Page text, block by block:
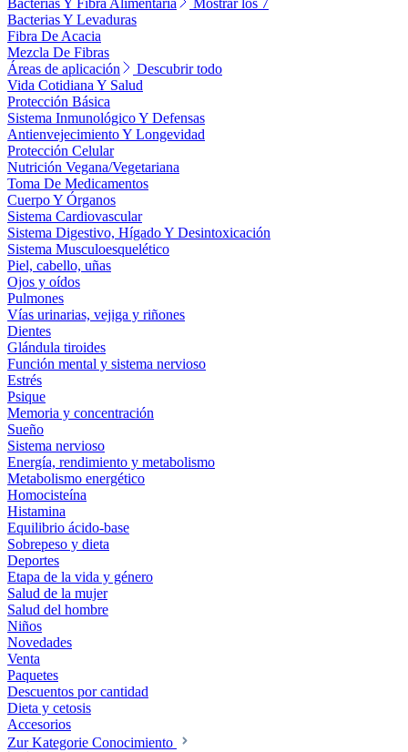
Bacterias Y Fibra Alimentaria
Mostrar los 7
Bacterias Y Levaduras
Fibra De Acacia
Mezcla De Fibras
Áreas de aplicación
Descubrir todo
Vida Cotidiana Y Salud
Protección Básica
Sistema Inmunológico Y Defensas
Antienvejecimiento Y Longevidad
Protección Celular
Nutrición Vegana/Vegetariana
Toma De Medicamentos
Cuerpo Y Órganos
Sistema Cardiovascular
Sistema Digestivo, Hígado Y Desintoxicación
Sistema Musculoesquelético
Piel, cabello, uñas
Ojos y oídos
Pulmones
Vías urinarias, vejiga y riñones
Dientes
Glándula tiroides
Función mental y sistema nervioso
Estrés
Psique
Memoria y concentración
Sueño
Sistema nervioso
Energía, rendimiento y metabolismo
Metabolismo energético
Homocisteína
Histamina
Equilibrio ácido-base
Sobrepeso y dieta
Deportes
Etapa de la vida y género
Salud de la mujer
Salud del hombre
Niños
Novedades
Venta
Paquetes
Descuentos por cantidad
Dieta y cetosis
Accesorios
Zur Kategorie Conocimiento